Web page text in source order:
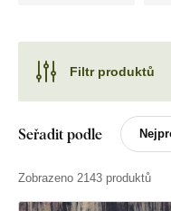
Filtr produktů
Seřadit podle
Zobrazeno 2143 produktů